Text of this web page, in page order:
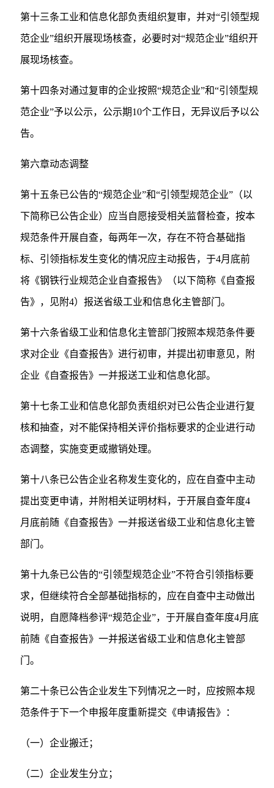
第十三条工业和信息化部负责组织复审，并对“引领型规
范企业”组织开展现场核查，必要时对“规范企业”组织开
展现场核查。
第十四条对通过复审的企业按照“规范企业”和“引领型规
范企业”予以公示，公示期10个工作日，无异议后予以公
告。
第六章动态调整
第十五条已公告的“规范企业”和“引领型规范企业”（以
下简称已公告企业）应当自愿接受相关监督检查，按本
规范条件开展自查，每两年一次，存在不符合基础指
标、引领指标发生变化的情况应主动报告，于4月底前
将《钢铁行业规范企业自查报告》（以下简称《自查报
告》，见附4）报送省级工业和信息化主管部门。
第十六条省级工业和信息化主管部门按照本规范条件要
求对企业《自查报告》进行初审，并提出初审意见，附
企业《自查报告》一并报送工业和信息化部。
第十七条工业和信息化部负责组织对已公告企业进行复
核和抽查，对不能保持相关评价指标要求的企业进行动
态调整，实施变更或撤销处理。
第十八条已公告企业名称发生变化的，应在自查中主动
提出变更申请，并附相关证明材料，于开展自查年度4
月底前随《自查报告》一并报送省级工业和信息化主管
部门。
第十九条已公告的“引领型规范企业”不符合引领指标要
求，但继续符合全部基础指标的，应在自查中主动做出
说明，自愿降档参评“规范企业”，于开展自查年度4月底
前随《自查报告》一并报送省级工业和信息化主管部
门。
第二十条已公告企业发生下列情况之一时，应按照本规
范条件于下一个申报年度重新提交《申请报告》：
（一）企业搬迁；
（二）企业发生分立；